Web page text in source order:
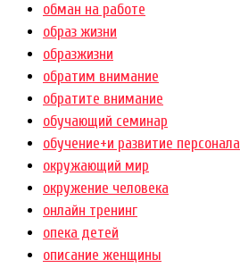
обман на работе
образ жизни
образжизни
обратим внимание
обратите внимание
обучающий семинар
обучение+и развитие персонала
окружающий мир
окружение человека
онлайн тренинг
опека детей
описание женщины